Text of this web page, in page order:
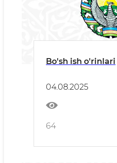
Bo'sh ish o'rinlari
04.08.2025
64